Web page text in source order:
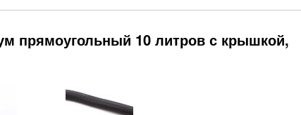
прямоугольный 10 литров с крышкой,